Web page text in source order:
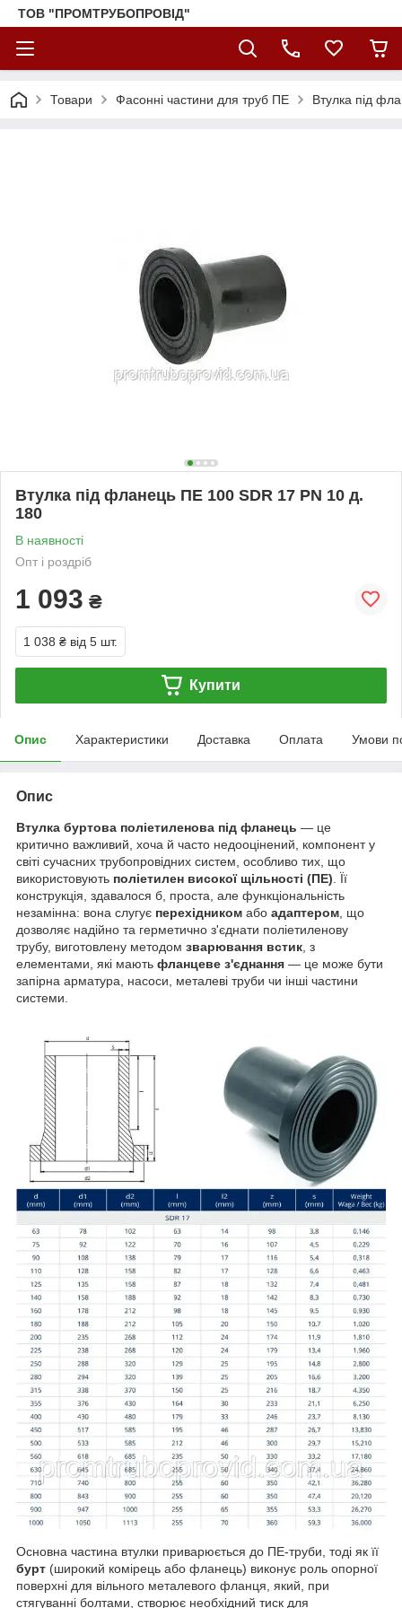
ТОВ "ПРОМТРУБОПРОВІД"
Товари Фасонні частини для труб ПЕ Втулка під
Втулка під фланець ПЕ 100 SDR 17 PN 10 д.
180
В наявності
Опт і роздріб
1 093 ₴
1 038 ₴ від 5 шт.
Купити
Опис Характеристики Доставка Оплата Умови
Опис
Втулка буртова поліетиленова під фланець — це
критично важливий, хоча й часто недооцінений, компонент у
світі сучасних трубопровідних систем, особливо тих, що
використовують поліетилен високої щільності (ПЕ) . Її
конструкція, здавалося б, проста, але функціональність
незамінна: вона слугує перехідником або адаптером , що
дозволяє надійно та герметично з'єднати поліетиленову
трубу, виготовлену методом зварювання встик , з
елементами, які мають фланцеве з'єднання — це може бути
запірна арматура, насоси, металеві труби чи інші частини
системи.
Основна частина втулки приварюється до ПЕ-труби, тоді як її
бурт (широкий комірець або фланець) виконує роль опорної
поверхні для вільного металевого фланця, який, при
стягуванні болтами, створює необхідний тиск для